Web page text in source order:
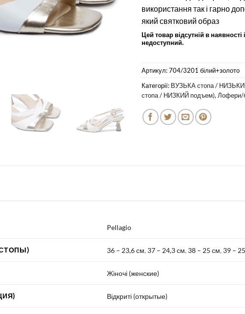
використання так і гарно
який святковий образ
Цей товар відсутній в наявності
недоступний.
Артикул:704/3201 білий+золото
Категорії: ВУЗЬКА стопа /
стопа / НИЗКИЙ подъем),Лофери/
Pellagio
36 – 23,6 см, 37 – 24,3 см, 38 – 25 см, 39 –
Жіночі (женские)
Відкриті (открытые)